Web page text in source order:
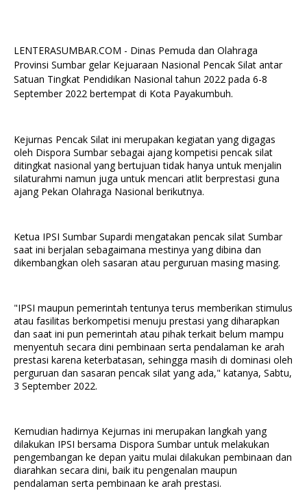
LENTERASUMBAR.COM - Dinas Pemuda dan Olahraga
Provinsi Sumbar gelar Kejuaraan Nasional Pencak Silat antar
Satuan Tingkat Pendidikan Nasional tahun 2022 pada 6-8
September 2022 bertempat di Kota Payakumbuh.
Kejurnas Pencak Silat ini merupakan kegiatan yang digagas
oleh Dispora Sumbar sebagai ajang kompetisi pencak silat
ditingkat nasional yang bertujuan tidak hanya untuk menjalin
silaturahmi namun juga untuk mencari atlit berprestasi guna
ajang Pekan Olahraga Nasional berikutnya.
Ketua IPSI Sumbar Supardi mengatakan pencak silat Sumbar
saat ini berjalan sebagaimana mestinya yang dibina dan
dikembangkan oleh sasaran atau perguruan masing masing.
"IPSI maupun pemerintah tentunya terus memberikan stimulus
atau fasilitas berkompetisi menuju prestasi yang diharapkan
dan saat ini pun pemerintah atau pihak terkait belum mampu
menyentuh secara dini pembinaan serta pendalaman ke arah
prestasi karena keterbatasan, sehingga masih di dominasi oleh
perguruan dan sasaran pencak silat yang ada," katanya, Sabtu,
3 September 2022.
Kemudian hadirnya Kejurnas ini merupakan langkah yang
dilakukan IPSI bersama Dispora Sumbar untuk melakukan
pengembangan ke depan yaitu mulai dilakukan pembinaan dan
diarahkan secara dini, baik itu pengenalan maupun
pendalaman serta pembinaan ke arah prestasi.